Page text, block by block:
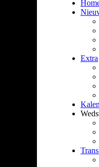
Extra